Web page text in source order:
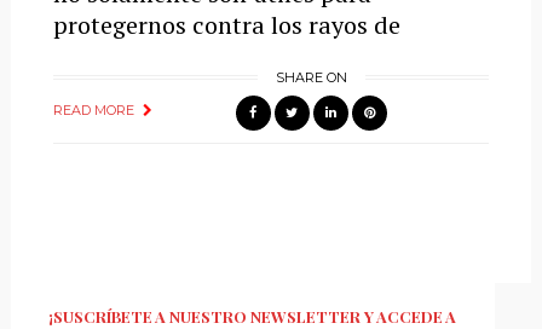
protegernos contra los rayos de
READ MORE
SHARE ON
¡SUSCRÍBETE A NUESTRO NEWSLETTER Y ACCEDE A